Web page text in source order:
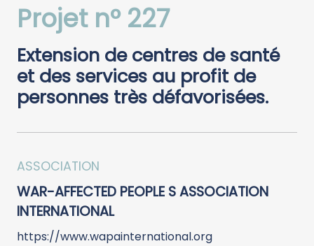
Projet n° 227
Extension de centres de santé
et des services au profit de
personnes très défavorisées.
ASSOCIATION
WAR-AFFECTED PEOPLE S ASSOCIATION
INTERNATIONAL
https://www.wapainternational.org